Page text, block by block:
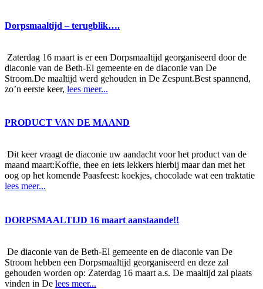
Dorpsmaaltijd – terugblik….
Zaterdag 16 maart is er een Dorpsmaaltijd georganiseerd door de
diaconie van de Beth-El gemeente en de diaconie van De
Stroom.De maaltijd werd gehouden in De Zespunt.Best spannend,
zo’n eerste keer, lees meer...
PRODUCT VAN DE MAAND
Dit keer vraagt de diaconie uw aandacht voor het product van de
maand maart:Koffie, thee en iets lekkers hierbij maar dan met het
oog op het komende Paasfeest: koekjes, chocolade wat een traktatie
lees meer...
DORPSMAALTIJD 16 maart aanstaande!!
De diaconie van de Beth-El gemeente en de diaconie van De
Stroom hebben een Dorpsmaaltijd georganiseerd en deze zal
gehouden worden op: Zaterdag 16 maart a.s. De maaltijd zal plaats
vinden in De lees meer...